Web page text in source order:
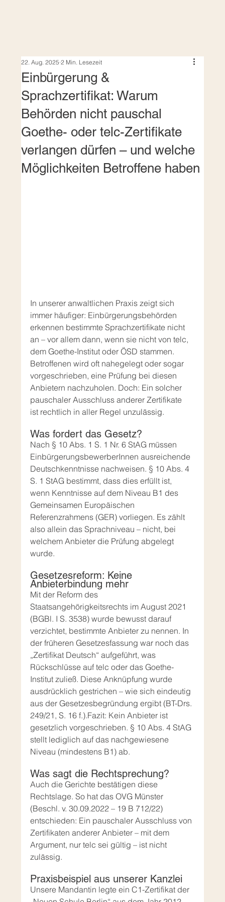
Einbürgerung &
Sprachzertifikat: Warum
Behörden nicht pauschal
Goethe- oder telc-Zertifikate
verlangen dürfen – und welche
Möglichkeiten Betroffene haben
22. Aug. 2025 2 Min. Lesezeit
In unserer anwaltlichen Praxis zeigt sich
immer häufiger: Einbürgerungsbehörden
erkennen bestimmte Sprachzertifikate nicht
an – vor allem dann, wenn sie nicht von telc,
dem Goethe-Institut oder ÖSD stammen.
Betroffenen wird oft nahegelegt oder sogar
vorgeschrieben, eine Prüfung bei diesen
Anbietern nachzuholen. Doch: Ein solcher
pauschaler Ausschluss anderer Zertifikate
ist rechtlich in aller Regel unzulässig.
Was fordert das Gesetz?
Nach § 10 Abs. 1 S. 1 Nr. 6 StAG müssen
EinbürgerungsbewerberInnen ausreichende
Deutschkenntnisse nachweisen. § 10 Abs. 4
S. 1 StAG bestimmt, dass dies erfüllt ist,
wenn Kenntnisse auf dem Niveau B1 des
Gemeinsamen Europäischen
Referenzrahmens (GER) vorliegen. Es zählt
also allein das Sprachniveau – nicht, bei
welchem Anbieter die Prüfung abgelegt
wurde.
Gesetzesreform: Keine
Anbieterbindung mehr
Mit der Reform des
Staatsangehörigkeitsrechts im August 2021
(BGBl. I S. 3538) wurde bewusst darauf
verzichtet, bestimmte Anbieter zu nennen. In
der früheren Gesetzesfassung war noch das
„Zertifikat Deutsch“ aufgeführt, was
Rückschlüsse auf telc oder das Goethe-
Institut zuließ. Diese Anknüpfung wurde
ausdrücklich gestrichen – wie sich eindeutig
aus der Gesetzesbegründung ergibt (BT-Drs.
249/21, S. 16 f.).Fazit: Kein Anbieter ist
gesetzlich vorgeschrieben. § 10 Abs. 4 StAG
stellt lediglich auf das nachgewiesene
Niveau (mindestens B1) ab.
Was sagt die Rechtsprechung?
Auch die Gerichte bestätigen diese
Rechtslage. So hat das OVG Münster
(Beschl. v. 30.09.2022 – 19 B 712/22)
entschieden: Ein pauschaler Ausschluss von
Zertifikaten anderer Anbieter – mit dem
Argument, nur telc sei gültig – ist nicht
zulässig.
Praxisbeispiel aus unserer Kanzlei
Unsere Mandantin legte ein C1-Zertifikat der